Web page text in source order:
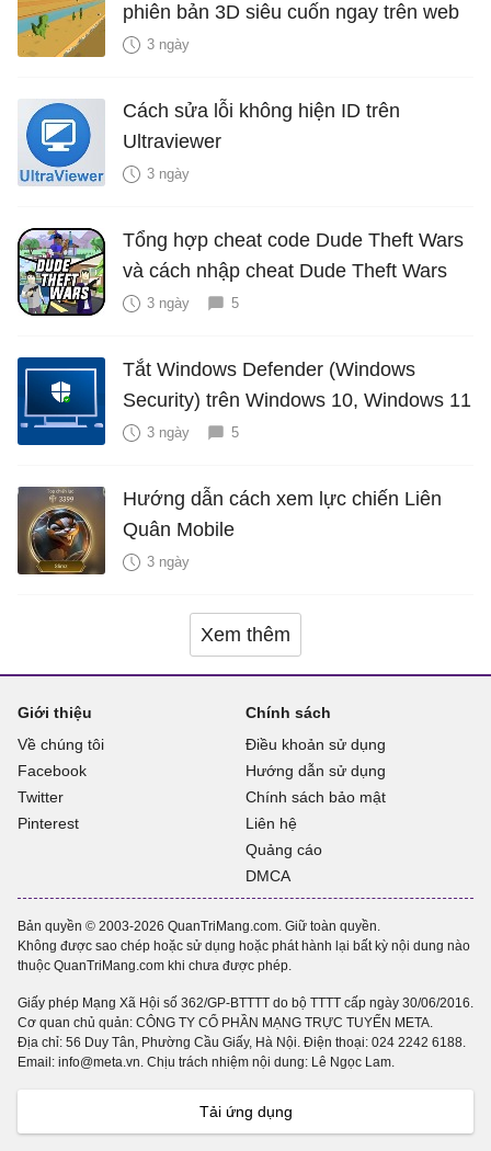
phiên bản 3D siêu cuốn ngay trên web
3 ngày
Cách sửa lỗi không hiện ID trên
Ultraviewer
3 ngày
Tổng hợp cheat code Dude Theft Wars
và cách nhập cheat Dude Theft Wars
3 ngày 5
Tắt Windows Defender (Windows
Security) trên Windows 10, Windows 11
3 ngày 5
Hướng dẫn cách xem lực chiến Liên
Quân Mobile
3 ngày
Xem thêm
Giới thiệu
Về chúng tôi
Facebook
Twitter
Pinterest
Chính sách
Điều khoản sử dụng
Hướng dẫn sử dụng
Chính sách bảo mật
Liên hệ
Quảng cáo
DMCA
Bản quyền © 2003-2026 QuanTriMang.com. Giữ toàn quyền.
Không được sao chép hoặc sử dụng hoặc phát hành lại bất kỳ nội dung nào
thuộc QuanTriMang.com khi chưa được phép.
Giấy phép Mạng Xã Hội số 362/GP-BTTTT do bộ TTTT cấp ngày 30/06/2016.
Cơ quan chủ quản: CÔNG TY CỔ PHẦN MẠNG TRỰC TUYẾN META.
Địa chỉ: 56 Duy Tân, Phường Cầu Giấy, Hà Nội. Điện thoại: 024 2242 6188.
Email: info@meta.vn. Chịu trách nhiệm nội dung: Lê Ngọc Lam.
Tải ứng dụng